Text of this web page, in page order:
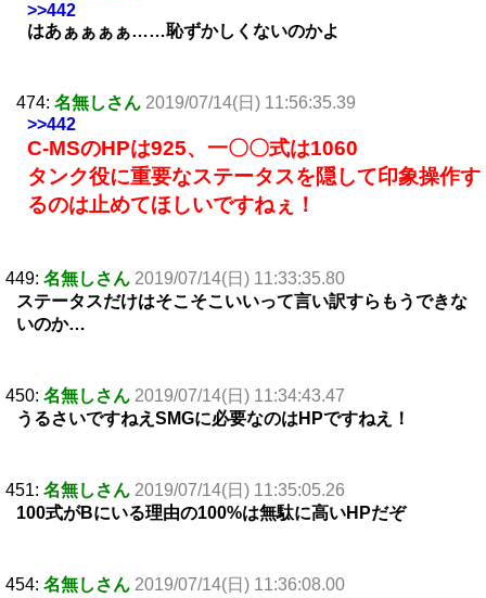
>>442
はあぁぁぁぁ……恥ずかしくないのかよ
474: 名無しさん 2019/07/14(日) 11:56:35.39
>>442
C-MSのHPは925、一〇〇式は1060
タンク役に重要なステータスを隠して印象操作す
るのは止めてほしいですねぇ！
449: 名無しさん 2019/07/14(日) 11:33:35.80
ステータスだけはそこそこいいって言い訳すらもうできな
いのか…
450: 名無しさん 2019/07/14(日) 11:34:43.47
うるさいですねえSMGに必要なのはHPですねえ！
451: 名無しさん 2019/07/14(日) 11:35:05.26
100式がBにいる理由の100%は無駄に高いHPだぞ
454: 名無しさん 2019/07/14(日) 11:36:08.00